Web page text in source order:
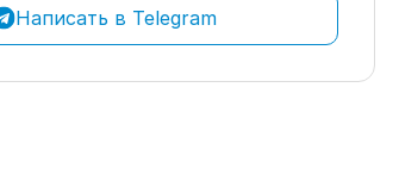
Написать в Telegram